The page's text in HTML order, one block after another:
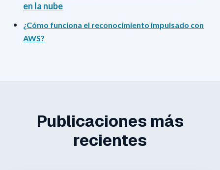
en la nube
¿Cómo funciona el reconocimiento impulsado con
AWS?
Publicaciones más
recientes